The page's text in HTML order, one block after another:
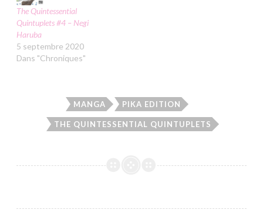
The Quintessential
Quintuplets #4 – Negi
Haruba
5 septembre 2020
Dans "Chroniques"
MANGA PIKA EDITION
THE QUINTESSENTIAL QUINTUPLETS